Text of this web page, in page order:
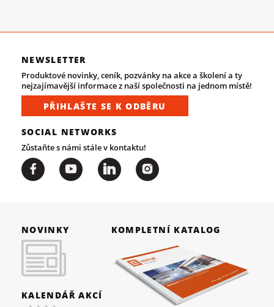
NEWSLETTER
Produktové novinky, ceník, pozvánky na akce a školení a ty
nejzajímavější informace z naší společnosti na jednom místě!
PŘIHLAŠTE SE K ODBĚRU
SOCIAL NETWORKS
Zůstaňte s námi stále v kontaktu!
NOVINKY
KALENDÁŘ AKCÍ
KOMPLETNÍ KATALOG